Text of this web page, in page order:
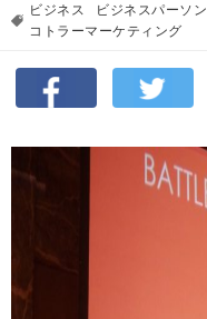
ビジネス
ビジネスパーソン
コトラーマーケティング